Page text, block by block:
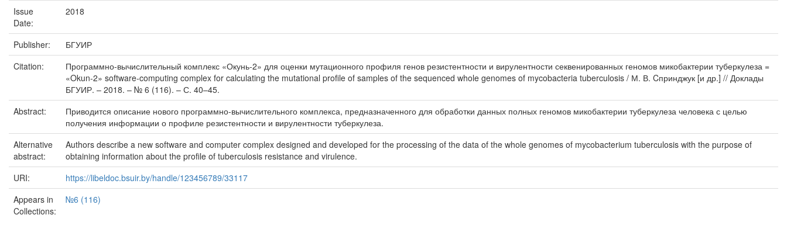
Issue
Date:
2018
Publisher:
БГУИР
Citation:
Программно-вычислительный комплекс «Окунь-2» для оценки мутационного профиля генов резистентности и вирулентности секвенированных геномов микобактерии туберкулеза =
«Okun-2» software-computing complex for calculating the mutational profile of samples of the sequenced whole genomes of mycobacteria tuberculosis / М. В. Cпринджук [и др.] // Доклады
БГУИР. – 2018. – № 6 (116). – С. 40–45.
Abstract:
Приводится описание нового программно-вычислительного комплекса, предназначенного для обработки данных полных геномов микобактерии туберкулеза человека с целью
получения информации о профиле резистентности и вирулентности туберкулеза.
Alternative
abstract:
Authors describe a new software and computer complex designed and developed for the processing of the data of the whole genomes of mycobacterium tuberculosis with the purpose of
obtaining information about the profile of tuberculosis resistance and virulence.
URI:
https://libeldoc.bsuir.by/handle/123456789/33117
Appears in
Collections:
№6 (116)